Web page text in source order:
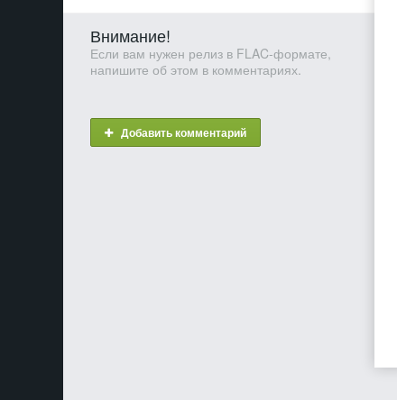
Внимание!
Если вам нужен релиз в FLAC-формате,
напишите об этом в комментариях.
Добавить комментарий